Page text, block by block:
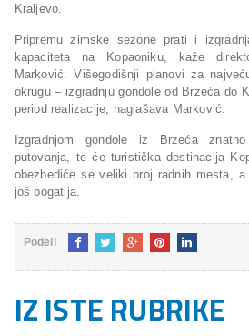
Kraljevo.
Pripremu zimske sezone prati i
kapaciteta na Kopaoniku, kaže
Marković. Višegodišnji planovi za
okrugu – izgradnju gondole od Brzeća do
period realizacije, naglašava Marković.
Izgradnjom gondole iz Brzeća
putovanja, te će turistička destinacija
obezbediće se veliki broj radnih mesta,
još bogatija.
Podeli
IZ ISTE RUBRIKE